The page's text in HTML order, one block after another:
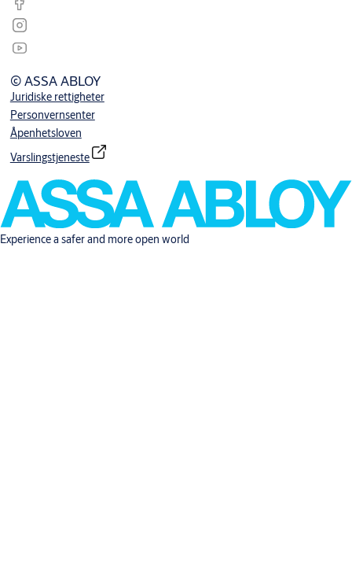
© ASSA ABLOY
Juridiske rettigheter
Personvernsenter
Åpenhetsloven
Varslingstjeneste
Experience a safer and more open world